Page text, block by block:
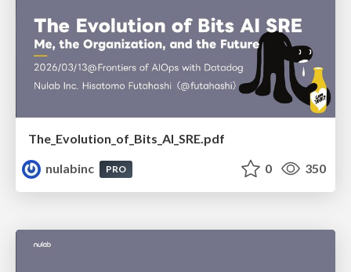
The_Evolution_of_Bits_AI_SRE.pdf
nulabinc
PRO 0 350